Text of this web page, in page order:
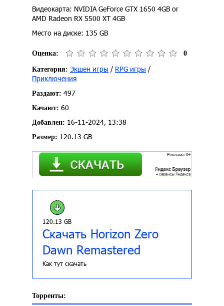
Видеокарта: NVIDIA GeForce GTX 1650 4GB or
AMD Radeon RX 5500 XT 4GB
Место на диске: 135 GB
Оценка: 0
Категория: Экшен игры / RPG игры /
Приключения
Раздают: 497
Качают: 60
Добавлен: 16-11-2024, 13:38
Размер: 120.13 GB
120.13 GB
Скачать Horizon Zero
Dawn Remastered
Как тут скачать
Торренты: